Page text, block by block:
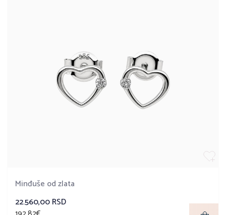
Minđuše od zlata
22.560,00 RSD